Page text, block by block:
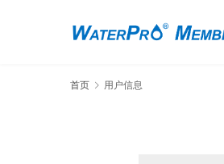
首页 用户信息